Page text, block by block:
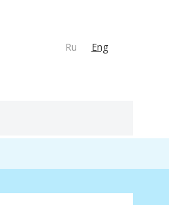
Ru Eng